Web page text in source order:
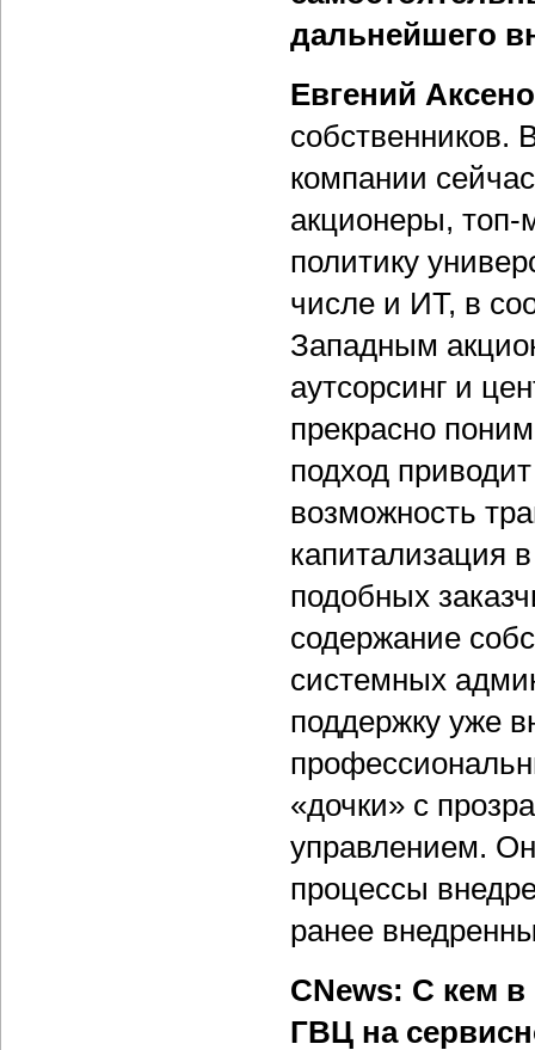
дальнейшего
Евгений
собственников.
компании
акционеры, топ-
политику
числе и ИТ, в
Западным
аутсорсинг и
прекрасно
подход
возможность
капитализация
подобных
содержание
системных
поддержку уже
«дочки» с
управлением.
процессы
ранее
CNews: С кем
ГВЦ на